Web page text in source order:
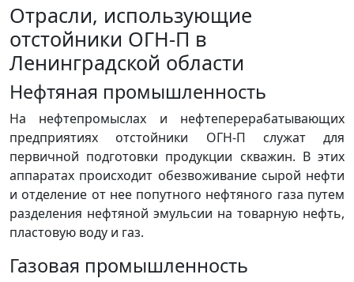
Отрасли, использующие
отстойники ОГН-П в
Ленинградской области
Нефтяная промышленность
На нефтепромыслах и нефтеперерабатывающих
предприятиях отстойники ОГН-П служат для
первичной подготовки продукции скважин. В этих
аппаратах происходит обезвоживание сырой нефти
и отделение от нее попутного нефтяного газа путем
разделения нефтяной эмульсии на товарную нефть,
пластовую воду и газ.
Газовая промышленность